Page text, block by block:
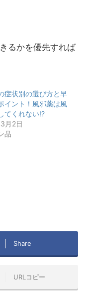
るかを優先すれば
症状別の選び方と早
イント！風邪薬は風
てくれない!?
月2日
品
Share
URLコピー